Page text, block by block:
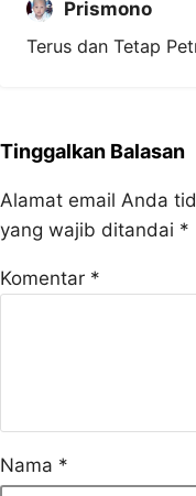
Prismono
Terus dan Tetap
Tinggalkan Balasan
Alamat email Anda
yang wajib ditandai *
Komentar *
Nama *